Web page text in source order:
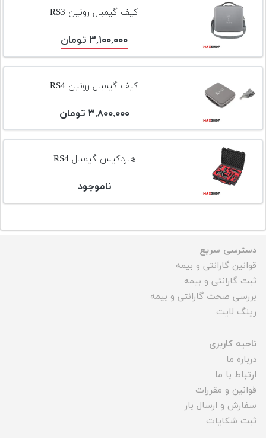
تجهیزات
مکث
دست
قیمت
دوربین
کیف گیمبال رونین RS3
۳,۱۰۰,۰۰۰ تومان
کیف گیمبال رونین RS4
۳,۸۰۰,۰۰۰ تومان
هاردکیس گیمبال RS4
ناموجود
دسترسی سریع
قوانین گارانتی و بیمه
ثبت گارانتی و بیمه
بررسی صحت گارانتی و بیمه
رینگ لایت
ناحیه کاربری
درباره ما
ارتباط با ما
قوانین و مقررات
سفارش و ارسال بار
ثبت شکایات